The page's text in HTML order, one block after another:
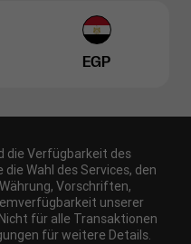
EGP
die Verfügbarkeit des
Wahl des Services, den
Vorschriften,
unserer
für alle Transaktionen
für weitere Details.